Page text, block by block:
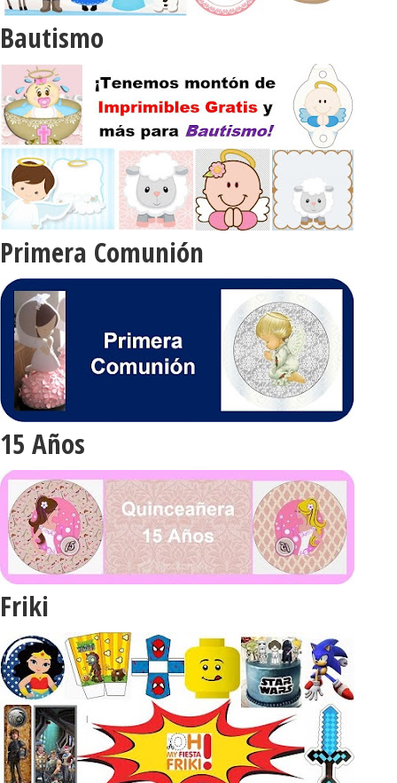
Bautismo
Primera Comunión
15 Años
Friki